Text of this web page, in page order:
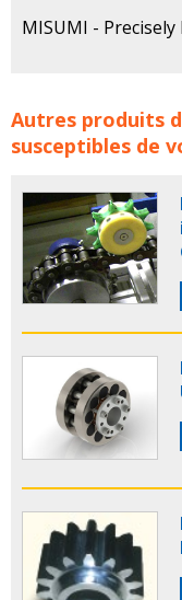
MISUMI -
Pignons acier
misumi pignon
pignons mecaniques
pignonpignon
Autres produits
susceptibles de